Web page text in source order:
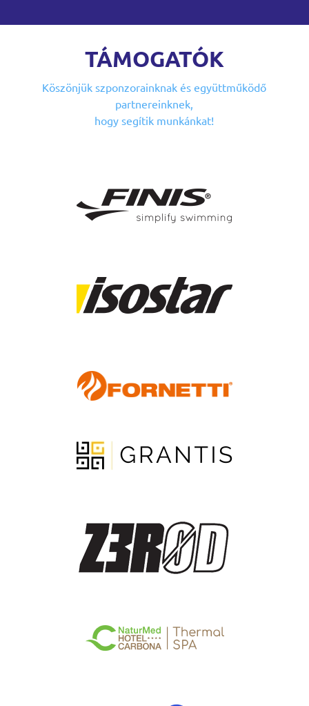
TÁMOGATÓK
Köszönjük szponzorainknakés együttműködő
partnereinknek,
hogy segítik munkánkat!